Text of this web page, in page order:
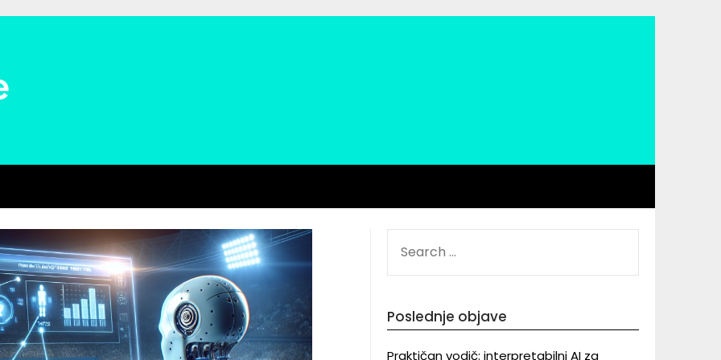
FOR:
Poslednje objave
Praktičan vodič: interpretabilni AI za